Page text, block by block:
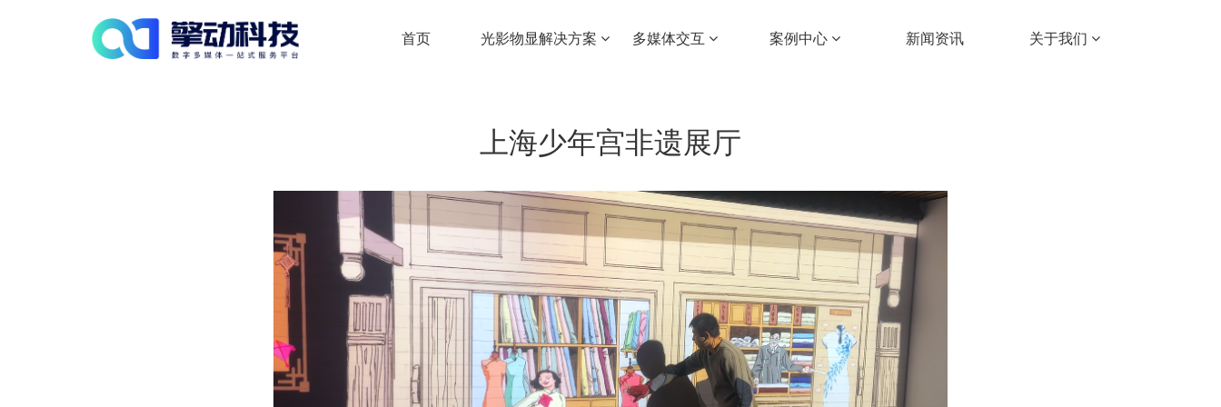
首页 光影物显解决方案 多媒体交互 案例中心 新闻资讯 关于我们
上海少年宫非遗展厅